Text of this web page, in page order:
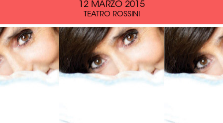
12 MARZO 2015
TEATRO ROSSINI